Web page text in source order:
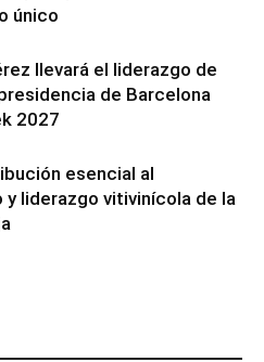
único
llevará el liderazgo de
de Barcelona
2027
esencial al
y liderazgo vitivinícola de la